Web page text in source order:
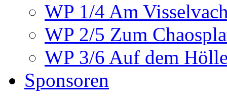
WP 1/4 Am
WP 2/5 Zum
WP 3/6 Auf dem
Sponsoren